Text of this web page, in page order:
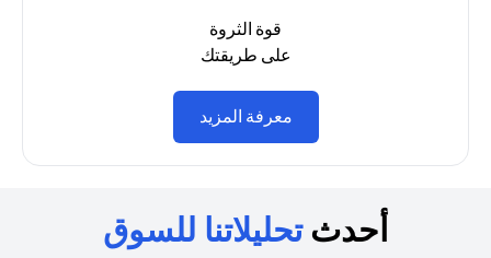
قوة الثروة
على طريقتك
معرفة المزيد
أحدثتحليلاتنا للسوق